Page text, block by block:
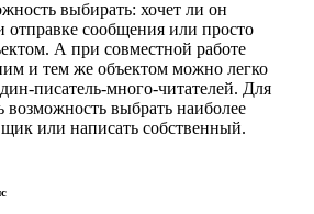
выбирать: хочет ли он
отправке сообщения или просто
А при совместной работе
и тем же объектом можно легко
писатель-много-читателей. Для
возможность выбрать наиболее
или написать собственный.